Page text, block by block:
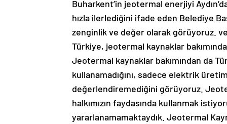
Buharkent’in jeotermal enerjiyi
hızla ilerlediğini ifade eden Belediye
zenginlik ve değer olarak görüyoruz.
Türkiye, jeotermal kaynaklar
Jeotermal kaynaklar bakımından da
kullanamadığını, sadece elektrik
değerlendiremediğini görüyoruz.
halkımızın faydasında kullanmak
yararlanamamaktaydık. Jeotermal